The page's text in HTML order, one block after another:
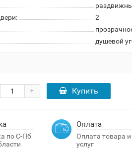
2
душевой
+ Купить
по С-Пб
Оплата
Оплата товара и
услуг